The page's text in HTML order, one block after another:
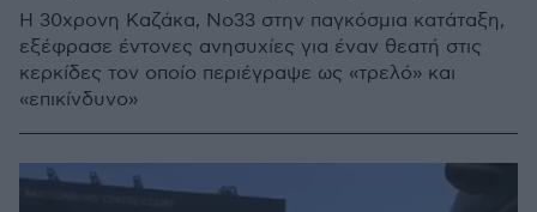
Η 30χρονη Καζάκα, Νο33 στην παγκόσμια κατάταξη,
εξέφρασε έντονες ανησυχίες για έναν θεατή στις
κερκίδες τον οποίο περιέγραψε ως «τρελό» και
«επικίνδυνο»